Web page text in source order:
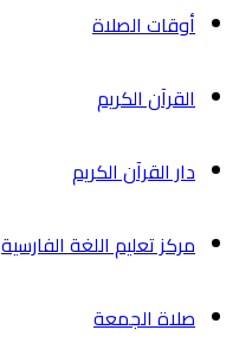
أوقات الصلاة
القرآن الکریم
دار القرآن الکریم
مركز تعليم اللغة الفارسية
صلاة الجمعة